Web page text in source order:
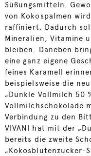
Süßungsmitteln.
von Kokospalmen
raffiniert. Dadurch
Mineralien, Vitamine
bleiben. Daneben
eine ganz eigene
feines Karamell
beispielsweise die
„Dunkle Vollmilch 50
Vollmilchschokolade
Verbindung zu den
VIVANI hat mit der
bereits die zweite
„Kokosblütenzucker-